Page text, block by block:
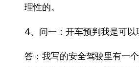
理性的。
4、问一：开车预判我是可
答：我写的安全驾驶里有一